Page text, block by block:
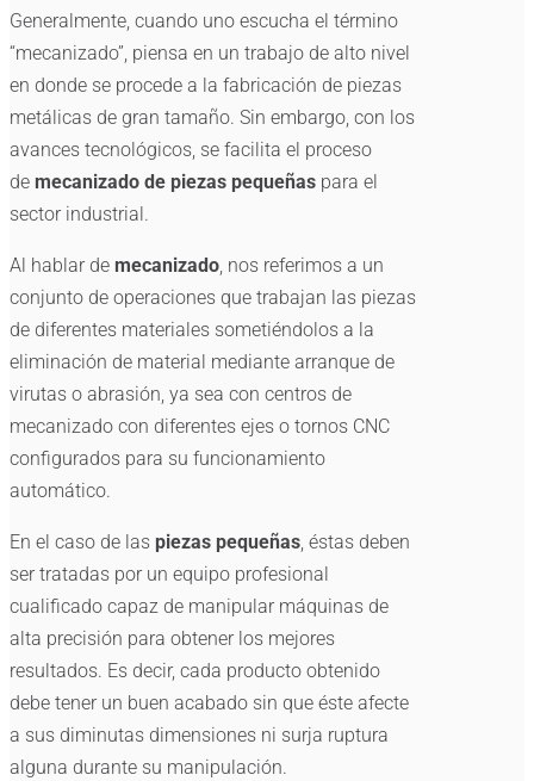
Generalmente, cuando uno escucha el término
“mecanizado”, piensa en un trabajo de alto nivel
en donde se procede a la fabricación de piezas
metálicas de gran tamaño. Sin embargo, con los
avances tecnológicos, se facilita el proceso
de mecanizado de piezas pequeñas para el
sector industrial.
Al hablar de mecanizado, nos referimos a un
conjunto de operaciones que trabajan las piezas
de diferentes materiales sometiéndolos a la
eliminación de material mediante arranque de
virutas o abrasión, ya sea con centros de
mecanizado con diferentes ejes o tornos CNC
configurados para su funcionamiento
automático.
En el caso de las piezas pequeñas, éstas deben
ser tratadas por un equipo profesional
cualificado capaz de manipular máquinas de
alta precisión para obtener los mejores
resultados. Es decir, cada producto obtenido
debe tener un buen acabado sin que éste afecte
a sus diminutas dimensiones ni surja ruptura
alguna durante su manipulación.